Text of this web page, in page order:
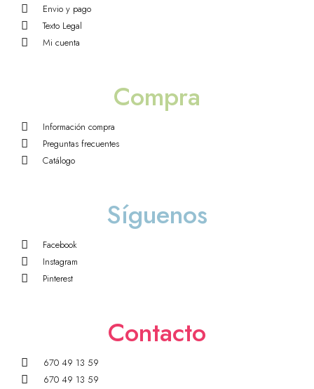
Envio y pago
Texto Legal
Mi cuenta
Compra
Información compra
Preguntas frecuentes
Catálogo
Síguenos
Facebook
Instagram
Pinterest
Contacto
670 49 13 59
670 49 13 59